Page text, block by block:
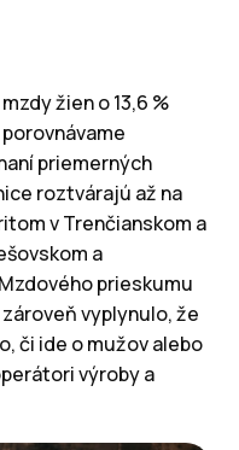
žien o 13,6 %
priemerných
roztvárajú až na
v Trenčianskom a
a
prieskumu
vyplynulo, že
či ide o mužov alebo
výroby a